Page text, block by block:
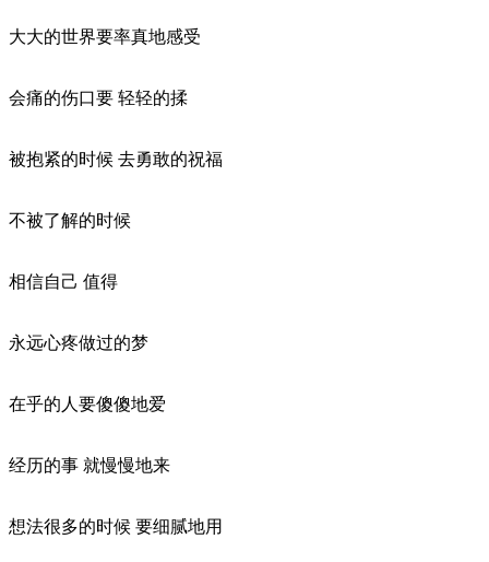
大大的世界要率真地感受
会痛的伤口要 轻轻的揉
被抱紧的时候 去勇敢的祝福
不被了解的时候
相信自己 值得
永远心疼做过的梦
在乎的人要傻傻地爱
经历的事 就慢慢地来
想法很多的时候 要细腻地用